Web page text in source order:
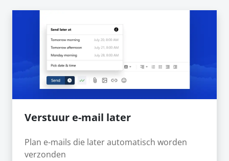
Verstuur e-mail later
Plan e-mails die later automatisch worden
verzonden